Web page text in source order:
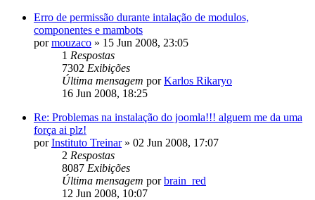
Erro de permissão durante intalação de modulos,
componentes e mambots
pormouzaco » 15 Jun 2008, 23:05
1 Respostas
7302 Exibições
Última mensagem porKarlos Rikaryo
16 Jun 2008, 18:25
Re: Problemas na instalação do joomla!!! alguem me da uma
força ai plz!
porInstituto Treinar» 02 Jun 2008, 17:07
2 Respostas
8087 Exibições
Última mensagem porbrain_red
12 Jun 2008, 10:07